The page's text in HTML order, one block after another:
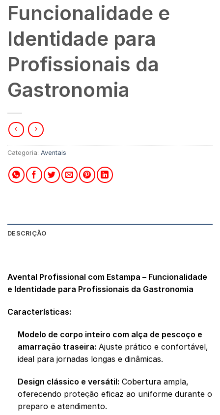
Funcionalidade e
Identidade para
Profissionais da
Gastronomia
Categoria: Aventais
DESCRIÇÃO
Avental Profissional com Estampa – Funcionalidade
e Identidade para Profissionais da Gastronomia
Características:
Modelo de corpo inteiro com alça de pescoço e
amarração traseira: Ajuste prático e confortável,
ideal para jornadas longas e dinâmicas.
Design clássico e versátil: Cobertura ampla,
oferecendo proteção eficaz ao uniforme durante o
preparo e atendimento.